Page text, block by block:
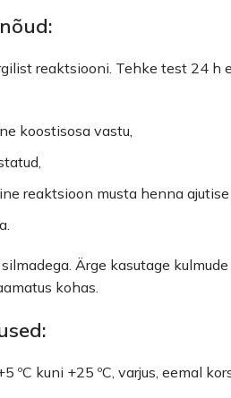
reaktsiooni. Tehke test 24 h
koostisosa vastu,
reaktsioon musta henna
Ärge kasutage
kohas.
ºC kuni +25 ºC, varjus, eemal